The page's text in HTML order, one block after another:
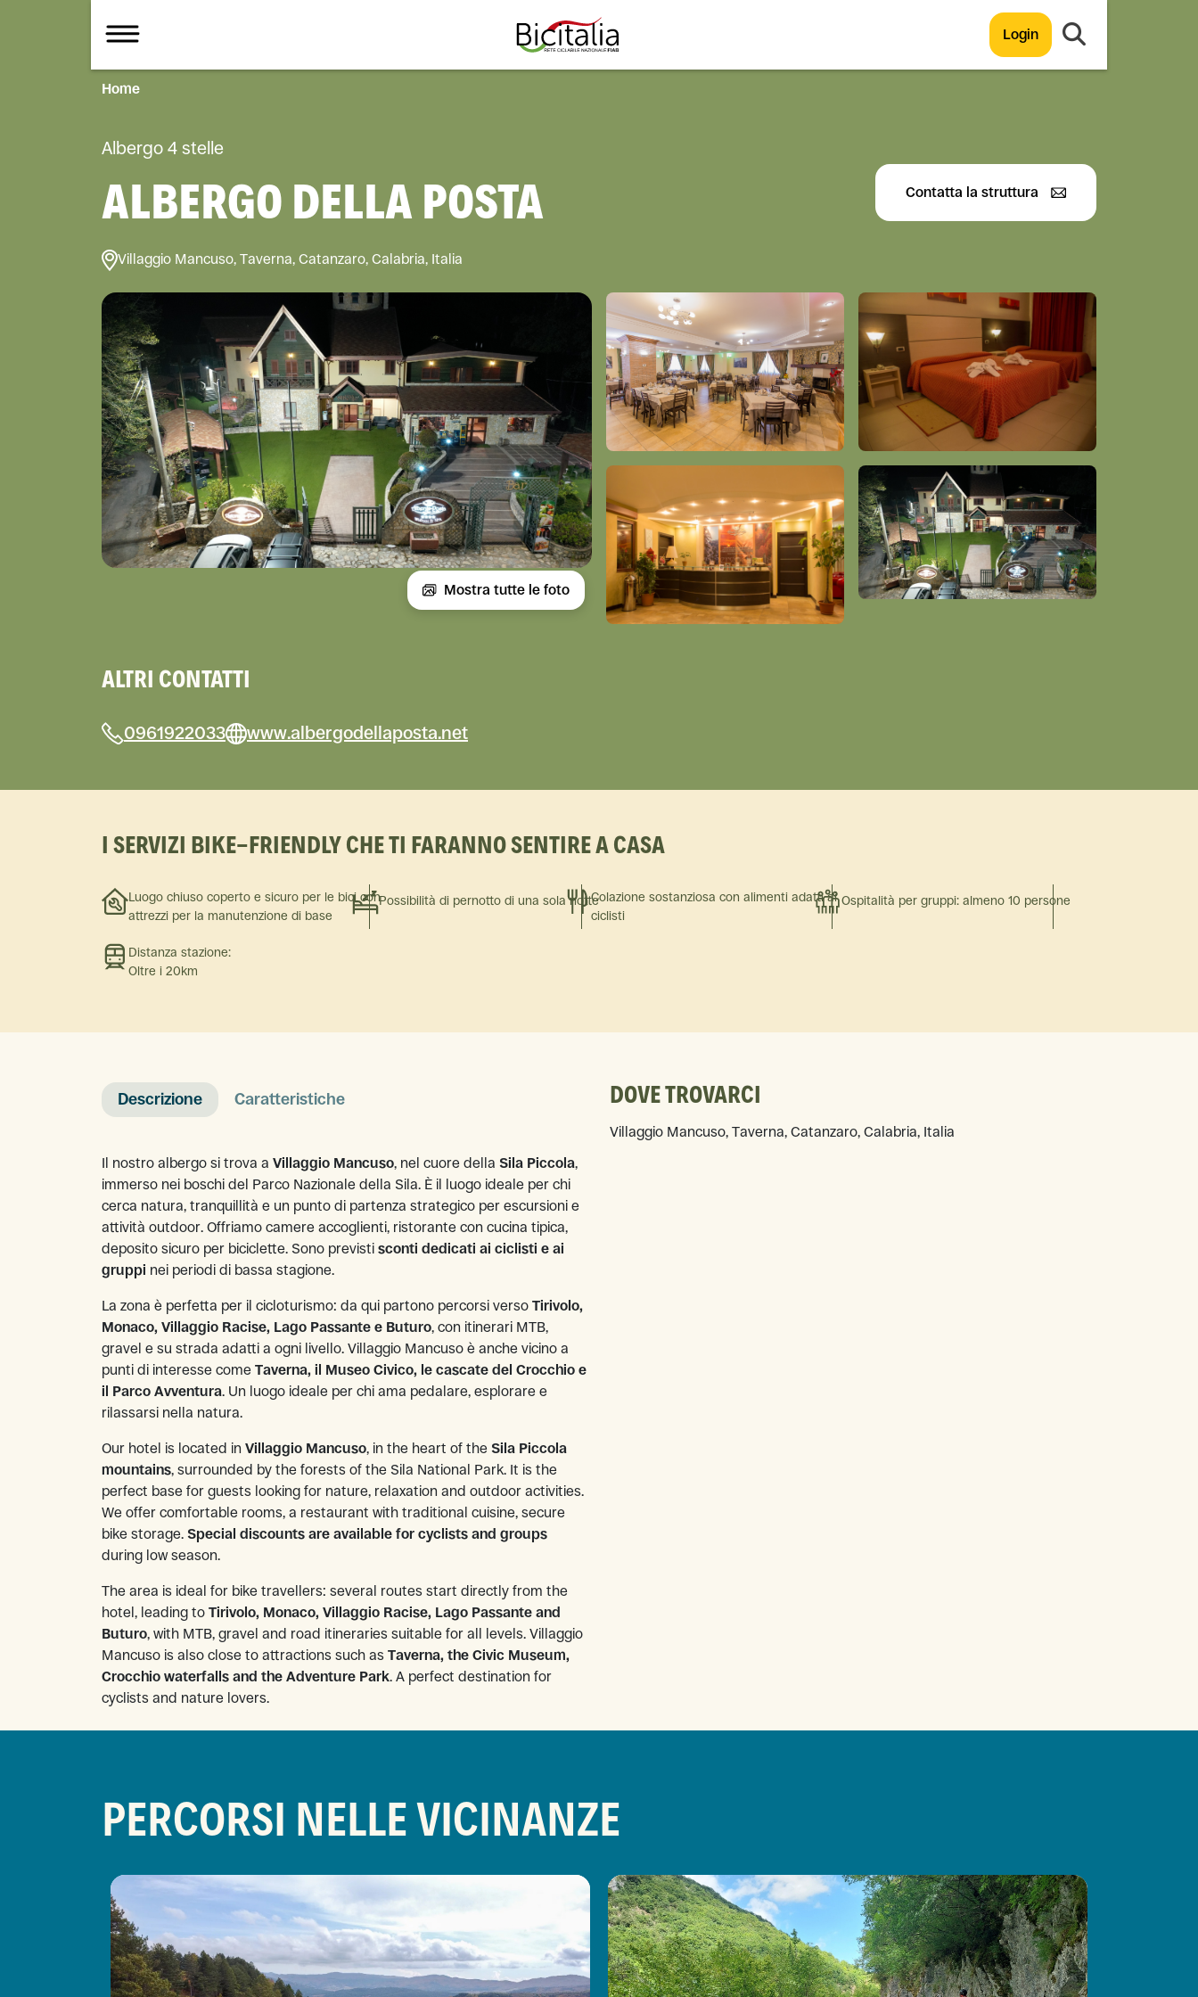
Login
Home
Albergo 4 stelle
ALBERGO DELLA POSTA
Villaggio Mancuso, Taverna, Catanzaro, Calabria, Italia
Contatta la struttura
Mostra tutte le foto
ALTRI CONTATTI
0961922033 www.albergodellaposta.net
I SERVIZI BIKE-FRIENDLY CHE TI FARANNO SENTIRE A CASA
Luogo chiuso coperto e sicuro per le bici con
attrezzi per la manutenzione di base
Possibilità di pernotto di una sola notteColazione sostanziosa con alimenti adatti ai
ciclisti
Ospitalità per gruppi: almeno 10 persone
Distanza stazione:
Oltre i 20km
Descrizione Caratteristiche
Il nostro albergo si trova a Villaggio Mancuso, nel cuore della Sila Piccola,
immerso nei boschi del Parco Nazionale della Sila. È il luogo ideale per chi
cerca natura, tranquillità e un punto di partenza strategico per escursioni e
attività outdoor. Offriamo camere accoglienti, ristorante con cucina tipica,
deposito sicuro per biciclette. Sono previsti sconti dedicati ai ciclisti e ai
gruppi nei periodi di bassa stagione.
La zona è perfetta per il cicloturismo: da qui partono percorsi verso Tirivolo,
Monaco, Villaggio Racise, Lago Passante e Buturo, con itinerari MTB,
gravel e su strada adatti a ogni livello. Villaggio Mancuso è anche vicino a
punti di interesse come Taverna, il Museo Civico, le cascate del Crocchio e
il Parco Avventura. Un luogo ideale per chi ama pedalare, esplorare e
rilassarsi nella natura.
Our hotel is located in Villaggio Mancuso, in the heart of the Sila Piccola
mountains, surrounded by the forests of the Sila National Park. It is the
perfect base for guests looking for nature, relaxation and outdoor activities.
We offer comfortable rooms, a restaurant with traditional cuisine, secure
bike storage. Special discounts are available for cyclists and groups
during low season.
The area is ideal for bike travellers: several routes start directly from the
hotel, leading to Tirivolo, Monaco, Villaggio Racise, Lago Passante and
Buturo, with MTB, gravel and road itineraries suitable for all levels. Villaggio
Mancuso is also close to attractions such as Taverna, the Civic Museum,
Crocchio waterfalls and the Adventure Park. A perfect destination for
cyclists and nature lovers.
DOVE TROVARCI
Villaggio Mancuso, Taverna, Catanzaro, Calabria, Italia
PERCORSI NELLE VICINANZE